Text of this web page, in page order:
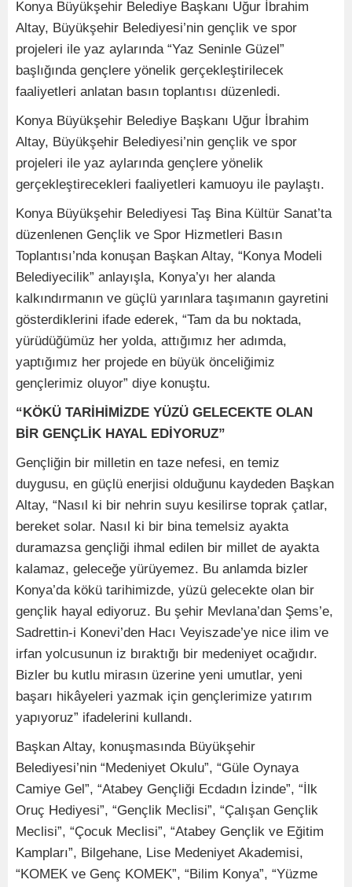
Konya Büyükşehir Belediye Başkanı Uğur İbrahim
Altay, Büyükşehir Belediyesi’nin gençlik ve spor
projeleri ile yaz aylarında “Yaz Seninle Güzel”
başlığında gençlere yönelik gerçekleştirilecek
faaliyetleri anlatan basın toplantısı düzenledi.
Konya Büyükşehir Belediye Başkanı Uğur İbrahim
Altay, Büyükşehir Belediyesi’nin gençlik ve spor
projeleri ile yaz aylarında gençlere yönelik
gerçekleştirecekleri faaliyetleri kamuoyu ile paylaştı.
Konya Büyükşehir Belediyesi Taş Bina Kültür Sanat’ta
düzenlenen Gençlik ve Spor Hizmetleri Basın
Toplantısı’nda konuşan Başkan Altay, “Konya Modeli
Belediyecilik” anlayışla, Konya’yı her alanda
kalkındırmanın ve güçlü yarınlara taşımanın gayretini
gösterdiklerini ifade ederek, “Tam da bu noktada,
yürüdüğümüz her yolda, attığımız her adımda,
yaptığımız her projede en büyük önceliğimiz
gençlerimiz oluyor” diye konuştu.
“KÖKÜ TARİHİMİZDE YÜZÜ GELECEKTE OLAN
BİR GENÇLİK HAYAL EDİYORUZ”
Gençliğin bir milletin en taze nefesi, en temiz
duygusu, en güçlü enerjisi olduğunu kaydeden Başkan
Altay, “Nasıl ki bir nehrin suyu kesilirse toprak çatlar,
bereket solar. Nasıl ki bir bina temelsiz ayakta
duramazsa gençliği ihmal edilen bir millet de ayakta
kalamaz, geleceğe yürüyemez. Bu anlamda bizler
Konya’da kökü tarihimizde, yüzü gelecekte olan bir
gençlik hayal ediyoruz. Bu şehir Mevlana’dan Şems’e,
Sadrettin-i Konevi’den Hacı Veyiszade’ye nice ilim ve
irfan yolcusunun iz bıraktığı bir medeniyet ocağıdır.
Bizler bu kutlu mirasın üzerine yeni umutlar, yeni
başarı hikâyeleri yazmak için gençlerimize yatırım
yapıyoruz” ifadelerini kullandı.
Başkan Altay, konuşmasında Büyükşehir
Belediyesi’nin “Medeniyet Okulu”, “Güle Oynaya
Camiye Gel”, “Atabey Gençliği Ecdadın İzinde”, “İlk
Oruç Hediyesi”, “Gençlik Meclisi”, “Çalışan Gençlik
Meclisi”, “Çocuk Meclisi”, “Atabey Gençlik ve Eğitim
Kampları”, Bilgehane, Lise Medeniyet Akademisi,
“KOMEK ve Genç KOMEK”, “Bilim Konya”, “Yüzme